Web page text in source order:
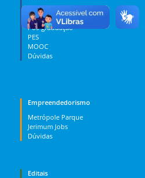
Curso Técnico
Graduação
Pós-graduação
PES
MOOC
Dúvidas
Empreendedorismo
Metrópole Parque
Jerimum Jobs
Dúvidas
Editais